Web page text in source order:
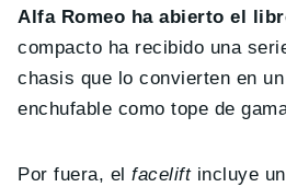
Alfa Romeo ha abierto el
compacto ha recibido una
chasis que lo convierten en
enchufable como tope de
Por fuera, elfacelift incluye